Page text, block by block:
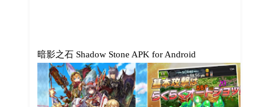
暗影之石 Shadow Stone APK for Android